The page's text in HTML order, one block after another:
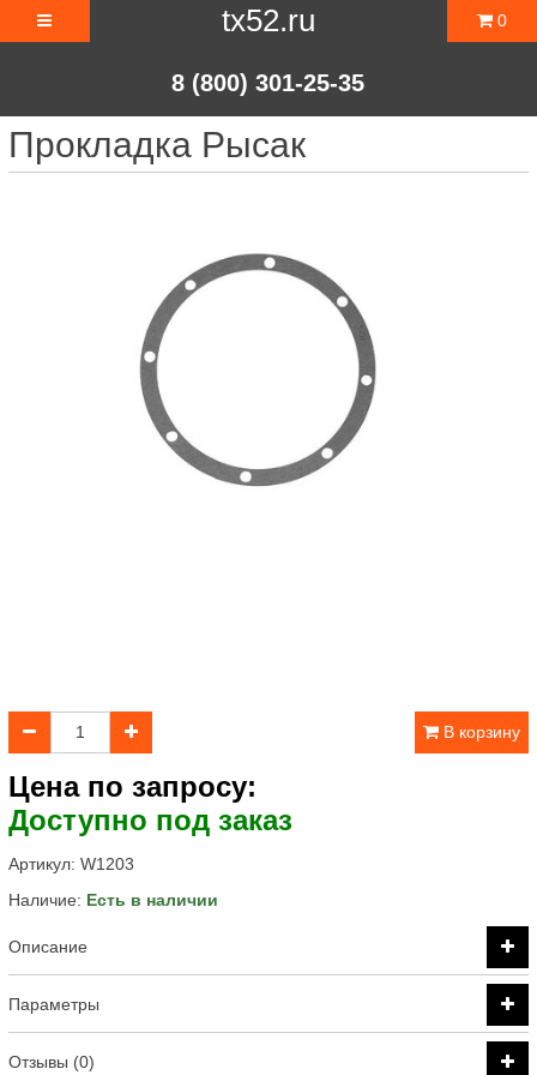
tx52.ru
8 (800) 301-25-35
0
Прокладка Рысак
В корзину
Цена по запросу:
Доступно под заказ
Артикул: W1203
Наличие: Есть в наличии
Описание
Параметры
Отзывы (0)